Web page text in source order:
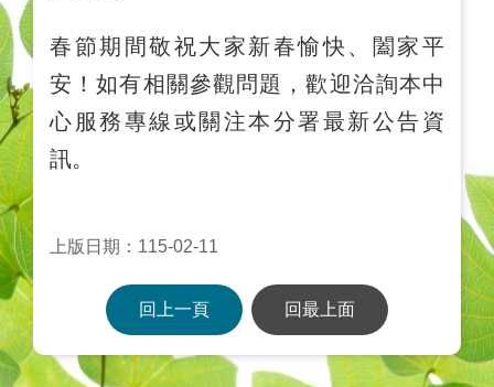
春節期間敬祝大家新春愉快、闔家平
安！如有相關參觀問題，歡迎洽詢本中
心服務專線或關注本分署最新公告資
訊。
上版日期：115-02-11
回上一頁 回最上面